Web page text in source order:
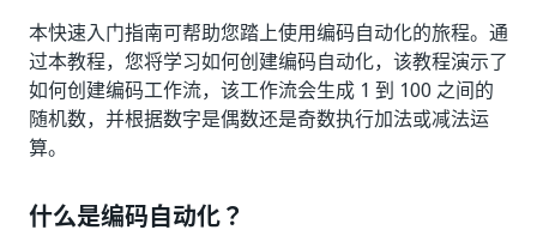
本快速入门指南可帮助您踏上使用编码自动化的旅程。通
过本教程，您将学习如何创建编码自动化，该教程演示了
如何创建编码工作流，该工作流会生成 1 到 100 之间的
随机数，并根据数字是偶数还是奇数执行加法或减法运
算。
什么是编码自动化？